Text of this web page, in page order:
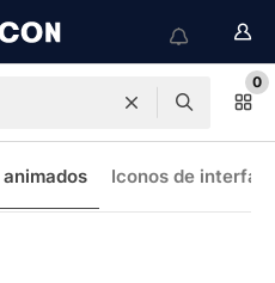
0
Iconos de interfaz